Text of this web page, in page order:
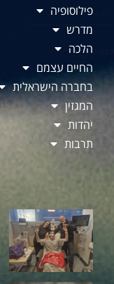
פילוסופיה
מדרש
הלכה
החיים עצמם
בחברה הישראלית
המגזין
יהדות
תרבות